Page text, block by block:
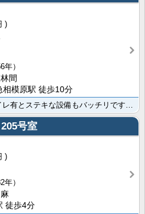
年）
間
相模原駅 徒歩10分
205号室
年）
徒歩4分